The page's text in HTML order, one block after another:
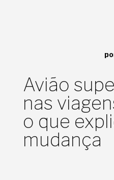
Avião
nas
o que
mudança